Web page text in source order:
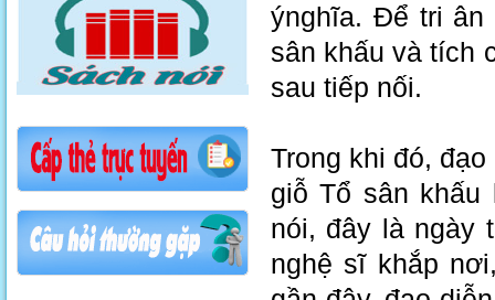
ýnghĩa. Để tri ân
sân khấu và tích
sau tiếp nối.
Trong khi đó,
giỗ Tổ sân khấu
nói, đây là ngày
nghệ sĩ khắp